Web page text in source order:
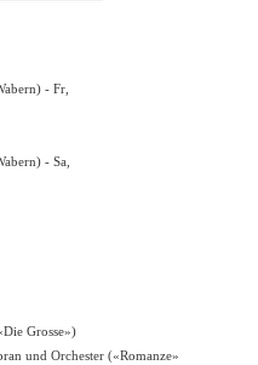
- Fr,
- Sa,
Grosse»)
und Orchester («Romanze»